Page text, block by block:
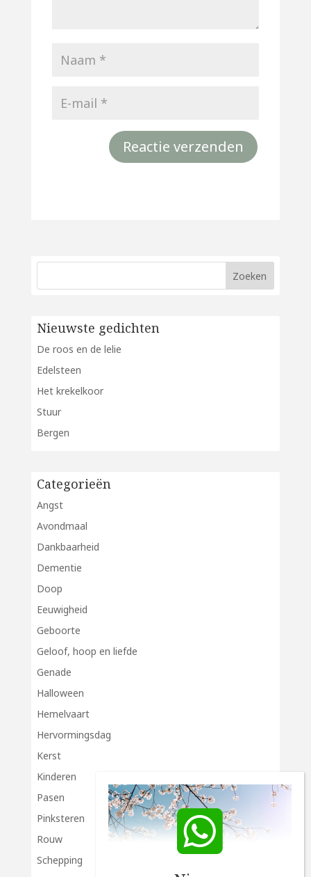
Nieuwste gedichten
De roos en de lelie
Edelsteen
Het krekelkoor
Stuur
Bergen
Categorieën
Angst
Avondmaal
Dankbaarheid
Dementie
Doop
Eeuwigheid
Geboorte
Geloof, hoop en liefde
Genade
Halloween
Hemelvaart
Hervormingsdag
Kerst
Kinderen
Pasen
Pinksteren
Rouw
Schepping